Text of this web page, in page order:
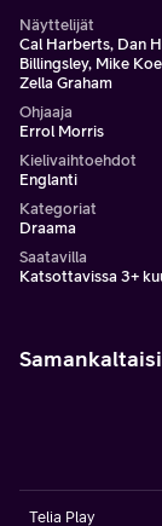
Näyttelijät
Cal Harberts, Dan
Billingsley, Mike
Zella Graham
Ohjaaja
Errol Morris
Kielivaihtoehdot
Englanti
Kategoriat
Draama
Saatavilla
Katsottavissa 3+
Telia Play